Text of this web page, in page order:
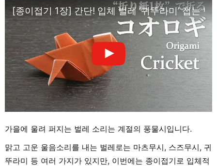
[종이접기 1장] 간단! 입체 벌레 ‘귀뚜라미’ 접
가을에 울려 퍼지는 벌레 소리는 계절의 풍물시입니다.
맑고 고운 울음소리를 내는 벌레로는 마츠무시, 스즈무시, 귀
뚜라미 등 여러 가지가 있지만, 이번에는 종이접기로 입체적